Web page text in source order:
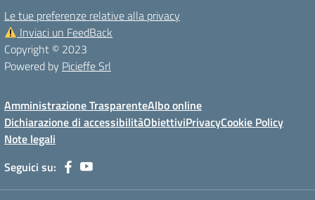
Le tue preferenze relative alla privacy
Inviaci un FeedBack
Copyright © 2023
Powered by Picieffe Srl
Amministrazione TrasparenteAlbo online
Dichiarazione di accessibilitàObiettiviPrivacyCookie Policy
Note legali
Seguici su: